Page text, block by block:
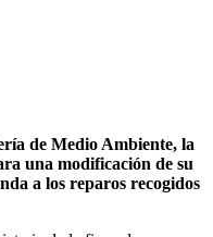
de Medio Ambiente, la
una modificación de su
a los reparos recogidos